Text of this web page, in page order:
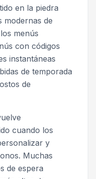
en la piedra
modernas de
menús
con códigos
instantáneas
de temporada
de
cuando los
y
Muchas
de espera